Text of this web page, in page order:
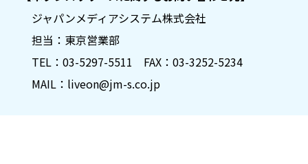
ジャパンメディアシステム株式会社
担当：東京営業部
TEL：03-5297-5511 FAX：03-3252-5234
MAIL：liveon@jm-s.co.jp